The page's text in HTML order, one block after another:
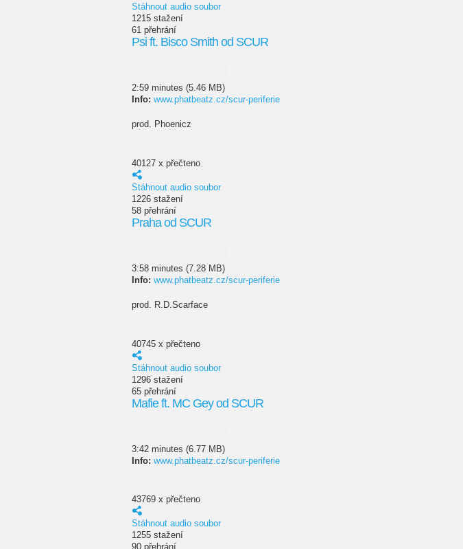
Stáhnout audio soubor
1215 stažení
61 přehrání
Psi ft. Bisco Smith od SCUR
2:59 minutes (5.46 MB)
Info: www.phatbeatz.cz/scur-periferie
prod. Phoenicz
40127 x přečteno
Stáhnout audio soubor
1226 stažení
58 přehrání
Praha od SCUR
3:58 minutes (7.28 MB)
Info: www.phatbeatz.cz/scur-periferie
prod. R.D.Scarface
40745 x přečteno
Stáhnout audio soubor
1296 stažení
65 přehrání
Mafie ft. MC Gey od SCUR
3:42 minutes (6.77 MB)
Info: www.phatbeatz.cz/scur-periferie
43769 x přečteno
Stáhnout audio soubor
1255 stažení
90 přehrání